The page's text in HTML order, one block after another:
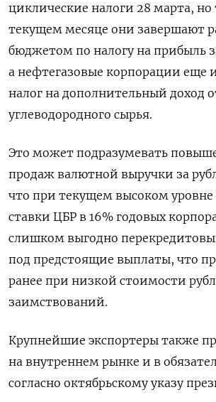
циклические налоги 28 марта, но
текущем месяце они завершают
бюджетом по налогу на прибыль
а нефтегазовые корпорации еще
налог на дополнительный доход
углеводородного сырья.
Это может подразумевать
продаж валютной выручки за
что при текущем высоком
ставки ЦБР в 16% годовых
слишком выгодно
под предстоящие выплаты, что
ранее при низкой стоимости
заимствований.
Крупнейшие экспортеры также
на внутреннем рынке и в
согласно октябрьскому указу